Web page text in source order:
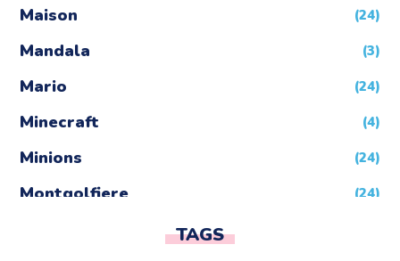
Maison (24)
Mandala (3)
Mario (24)
Minecraft (4)
Minions (24)
Montgolfiere (24)
TAGS